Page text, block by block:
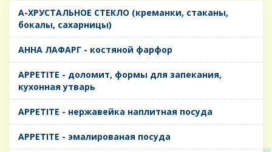
A-ХРУСТАЛЬНОЕ СТЕКЛО (креманки, стаканы,
бокалы, сахарницы)
AHHA ЛАФАРГ - костяной фарфор
APPETITE - доломит, формы для запекания,
кухонная утварь
APPETITE - нержавейка наплитная посуда
APPETITE - эмалированая посуда